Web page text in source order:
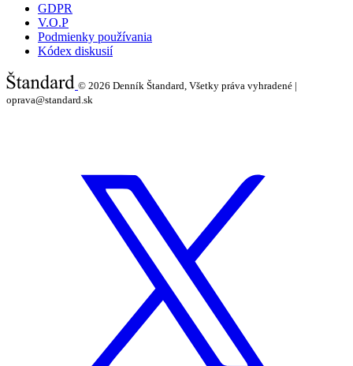
GDPR
V.O.P
Podmienky používania
Kódex diskusií
© 2026 Denník Štandard, Všetky práva vyhradené |
oprava@standard.sk